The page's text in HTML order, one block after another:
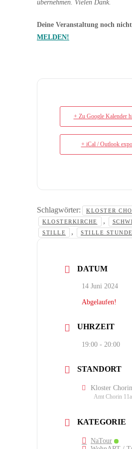
übernehmen. Vielen Dank.
Deine Veranstaltung noch
MELDEN!
+ Zu Google Kalender
+ iCal / Outlook
Schlagwörter: KLOSTER
KLOSTERKIRCHE ,
STILLE , STILLE STUNDE
DATUM
14 Juni 2024
Abgelaufen!
UHRZEIT
19:00 - 20:00
STANDORT
Kloster Chorin
Amt Chorin 11a
KATEGORIE
NaTour